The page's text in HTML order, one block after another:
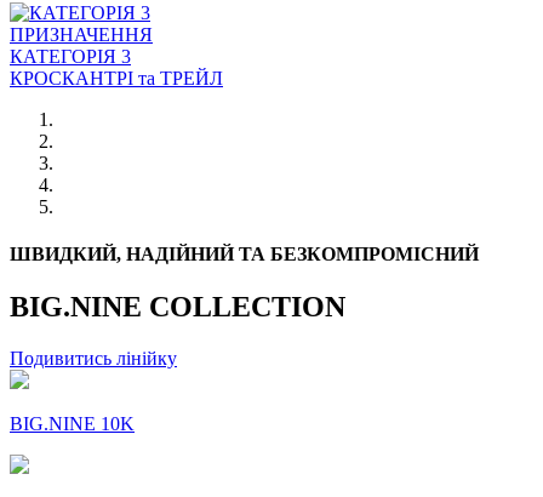
ПРИЗНАЧЕННЯ
КАТЕГОРІЯ 3
КРОСКАНТРI та ТРЕЙЛ
ШВИДКИЙ, НАДІЙНИЙ ТА БЕЗКОМПРОМІСНИЙ
BIG.NINE COLLECTION
Подивитись лінійку
BIG.NINE 10K